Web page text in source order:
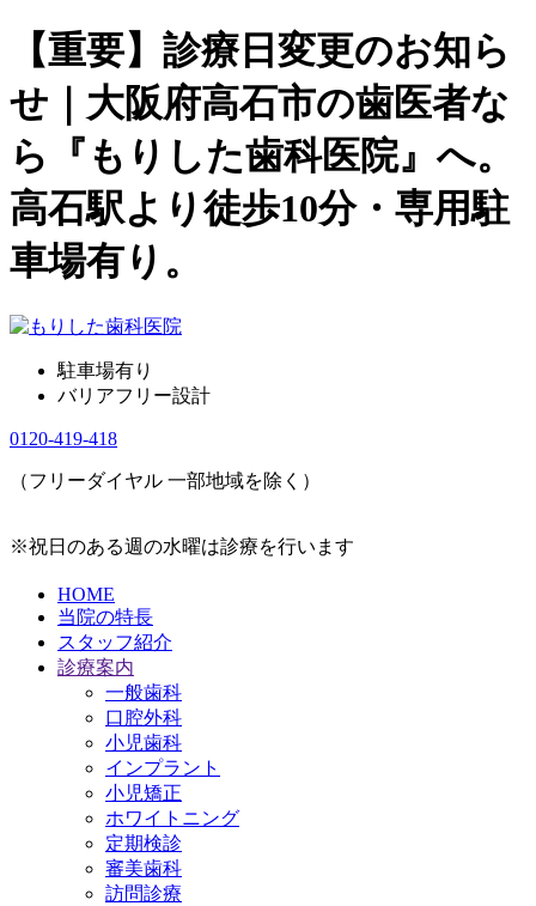
【重要】診療日変更のお知ら
せ｜大阪府高石市の歯医者な
ら『もりした歯科医院』へ。
高石駅より徒歩10分・専用駐
車場有り。
駐車場有り
バリアフリー設計
0120-419-418
（フリーダイヤル 一部地域を除く）
※祝日のある週の水曜は診療を行います
HOME
当院の特長
スタッフ紹介
診療案内
一般歯科
口腔外科
小児歯科
インプラント
小児矯正
ホワイトニング
定期検診
審美歯科
訪問診療